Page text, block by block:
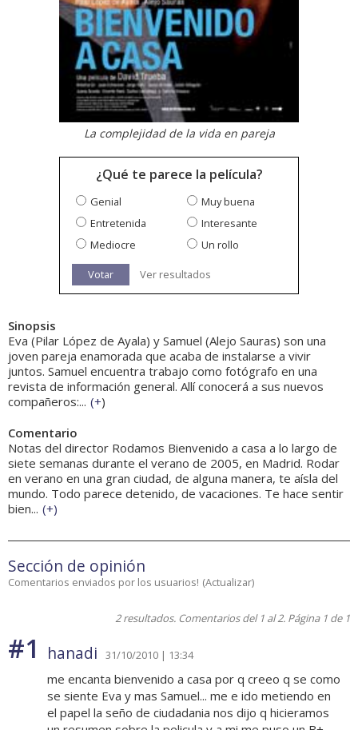
La complejidad de la vida en pareja
¿Qué te parece la película?
Genial
Muy buena
Entretenida
Interesante
Mediocre
Un rollo
Votar Ver resultados
Sinopsis
Eva (Pilar López de Ayala) y Samuel (Alejo Sauras) son una
joven pareja enamorada que acaba de instalarse a vivir
juntos. Samuel encuentra trabajo como fotógrafo en una
revista de información general. Allí conocerá a sus nuevos
compañeros:... (+)
Comentario
Notas del director Rodamos Bienvenido a casa a lo largo de
siete semanas durante el verano de 2005, en Madrid. Rodar
en verano en una gran ciudad, de alguna manera, te aísla del
mundo. Todo parece detenido, de vacaciones. Te hace sentir
bien... (+)
Sección de opinión
Comentarios enviados por los usuarios! (Actualizar)
2 resultados. Comentarios del 1 al 2. Página 1 de 1
#1 hanadi 31/10/2010 | 13:34
me encanta bienvenido a casa por q creeo q se como
se siente Eva y mas Samuel... me e ido metiendo en
el papel la seño de ciudadania nos dijo q hicieramos